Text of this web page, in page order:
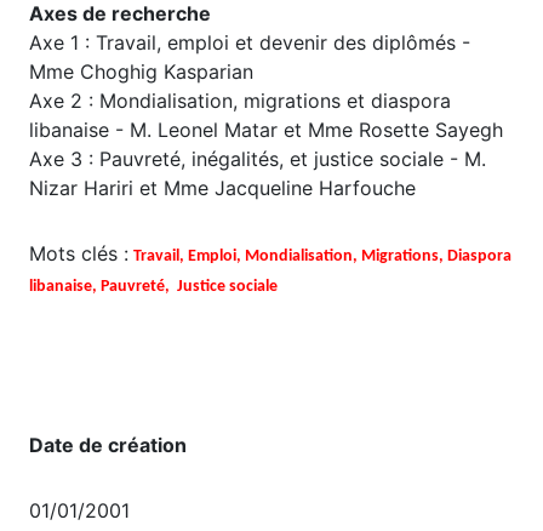
Axes de recherche
Axe 1 : Travail, emploi et devenir des diplômés -
Mme Choghig Kasparian
Axe 2 : Mondialisation, migrations et diaspora
libanaise - M. Leonel Matar et Mme Rosette Sayegh
Axe 3 : Pauvreté, inégalités, et justice sociale - M.
Nizar Hariri et Mme Jacqueline Harfouche
Mots clés : Travail, Emploi, Mondialisation, Migrations, Diaspora
libanaise, Pauvreté, Justice sociale
Date de création
01/01/2001